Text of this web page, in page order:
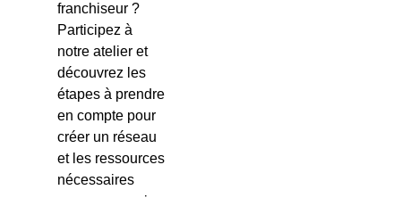
franchiseur ?
Participez à
notre atelier et
découvrez les
étapes à prendre
en compte pour
créer un réseau
et les ressources
nécessaires